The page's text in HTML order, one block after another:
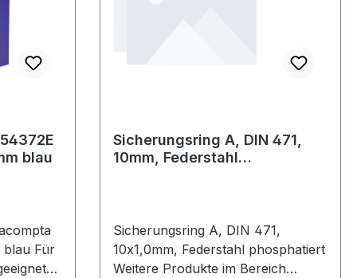
blau
Sicherungsring A, DIN 471,
10mm, Federstahl
Sicherungsring A, DIN 471,
10x1,0mm, Federstahl phosphatiert
Weitere Produkte im Bereich